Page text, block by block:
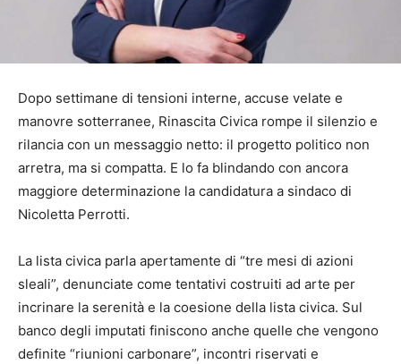
Dopo settimane di tensioni interne, accuse velate e
manovre sotterranee, Rinascita Civica rompe il silenzio e
rilancia con un messaggio netto: il progetto politico non
arretra, ma si compatta. E lo fa blindando con ancora
maggiore determinazione la candidatura a sindaco di
Nicoletta Perrotti.
La lista civica parla apertamente di “tre mesi di azioni
sleali”, denunciate come tentativi costruiti ad arte per
incrinare la serenità e la coesione della lista civica. Sul
banco degli imputati finiscono anche quelle che vengono
definite “riunioni carbonare”, incontri riservati e